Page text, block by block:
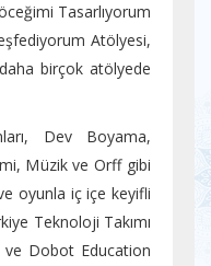
Tasarlıyorum
Atölyesi,
birçok atölyede
Dev Boyama,
Müzik ve Orff gibi
oyunla iç içe keyifli
Teknoloji Takımı
ve Dobot Education